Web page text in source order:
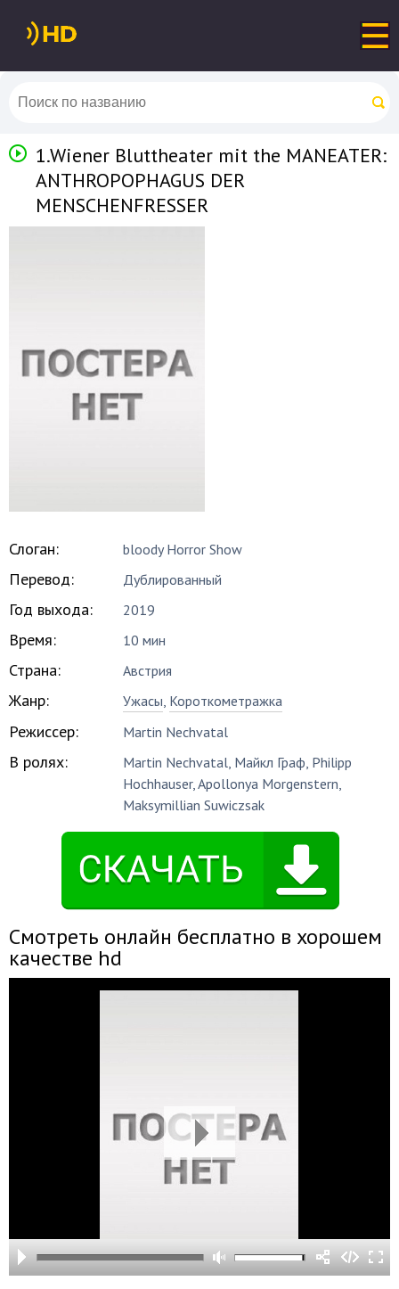
1.Wiener Bluttheater mit the MANEATER:
ANTHROPOPHAGUS DER
MENSCHENFRESSER
Слоган: bloody Horror Show
Перевод: Дублированный
Год выхода: 2019
Время: 10 мин
Страна: Австрия
Жанр: Ужасы, Короткометражка
Режиссер: Martin Nechvatal
В ролях: Martin Nechvatal, Майкл Граф, Philipp
Hochhauser,Apollonya Morgenstern,
Maksymillian Suwiczsak
Смотреть онлайн бесплатно в хорошем
качестве hd